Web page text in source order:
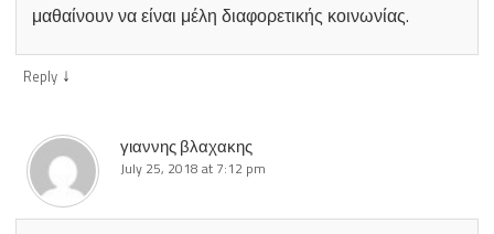
μαθαίνουν να είναι μέλη διαφορετικής κοινωνίας.
Reply ↓
γιαννης βλαχακης
July 25, 2018 at 7:12 pm